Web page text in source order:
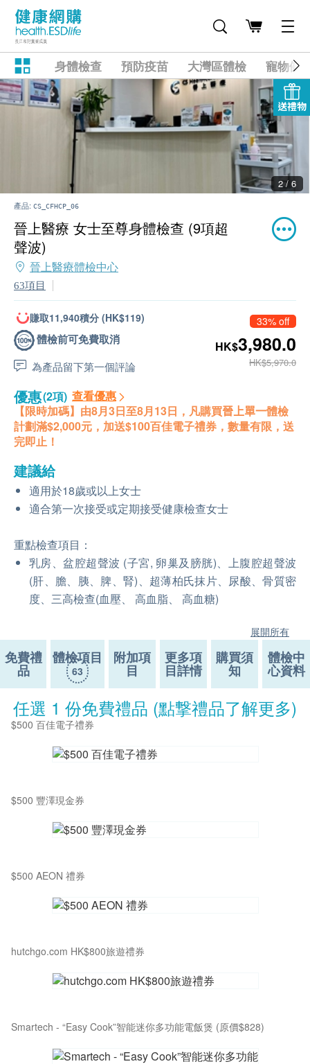
身體檢查 預防疫苗 大灣區體檢 寵物健
送禮物
2 / 6
產品: CS_CFHCP_06
晉上醫療 女士至尊身體檢查 (9項超
聲波)
晉上醫療體檢中心
63項目
賺取11,940積分 (HK$119)
體檢前可免費取消
為產品留下第一個評論
33% off
HK$3,980.0
HK$5,970.0
優惠(2項) 查看優惠
【限時加碼】由8月3日至8月13日，凡購買晉上單一體檢
計劃滿$2,000元，加送$100百佳電子禮券，數量有限，送
完即止！
建議給
適用於18歲或以上女士
適合第一次接受或定期接受健康檢查女士
重點檢查項目：
乳房、盆腔超聲波 (子宮, 卵巢及膀胱)、上腹腔超聲波
(肝、膽、胰、脾、腎)、超薄柏氏抹片、尿酸、骨質密
度、三高檢查(血壓、 高血脂、 高血糖)
展開所有
免費禮
品
體檢項目
63
附加項
目
更多項
目詳情
購買須
知
體檢中
心資料
任選 1 份免費禮品 (點撃禮品了解更多)
$500 百佳電子禮券
$500 豐澤現金券
$500 AEON 禮券
hutchgo.com HK$800旅遊禮券
Smartech - “Easy Cook”智能迷你多功能電飯煲 (原價$828)